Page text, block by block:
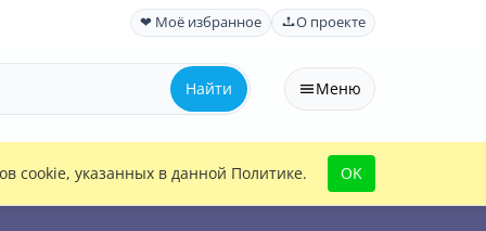
❤ Моё избранное О проекте
Найти Меню
cookie, указанных в данной Политике. OK